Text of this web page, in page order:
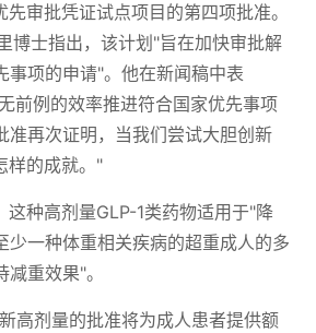
审批凭证试点项目的第四项批准。
博士指出，该计划"旨在加快审批解
事项的申请"。他在新闻稿中表
前例的效率推进符合国家优先事项
准再次证明，当我们尝试大胆创新
样的成就。"
这种高剂量GLP-1类药物适用于"降
少一种体重相关疾病的超重成人的多
重效果"。
高剂量的批准将为成人患者提供额